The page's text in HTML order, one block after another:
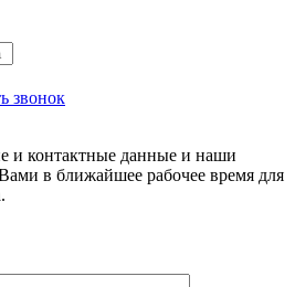
звонок
и контактные данные и наши
в ближайшее рабочее время для